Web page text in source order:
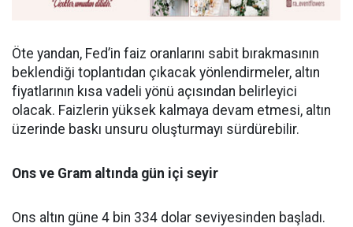
Öte yandan, Fed’in faiz oranlarını sabit bırakmasının
beklendiği toplantıdan çıkacak yönlendirmeler, altın
fiyatlarının kısa vadeli yönü açısından belirleyici
olacak. Faizlerin yüksek kalmaya devam etmesi, altın
üzerinde baskı unsuru oluşturmayı sürdürebilir.
Ons ve Gram altında gün içi seyir
Ons altın güne 4 bin 334 dolar seviyesinden başladı.